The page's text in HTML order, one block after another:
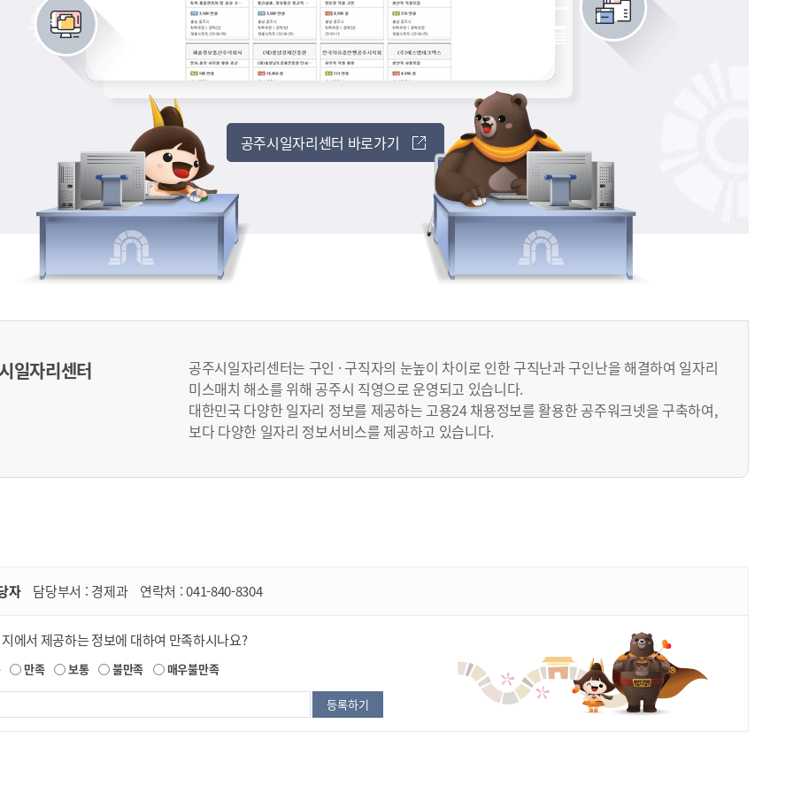
공주시일자리센터 바로가기
일자리센터
공주시일자리센터는 구인 · 구직자의 눈높이 차이로 인한 구직난과 구인난을 해결하여 일자리
미스매치 해소를 위해 공주시 직영으로 운영되고 있습니다.
대한민국 다양한 일자리 정보를 제공하는 고용24 채용정보를 활용한 공주워크넷을 구축하여,
보다 다양한 일자리 정보서비스를 제공하고 있습니다.
자 담당부서 : 경제과 연락처 :041-840-8304
에서 제공하는 정보에 대하여 만족하시나요?
만족 보통 불만족 매우불만족